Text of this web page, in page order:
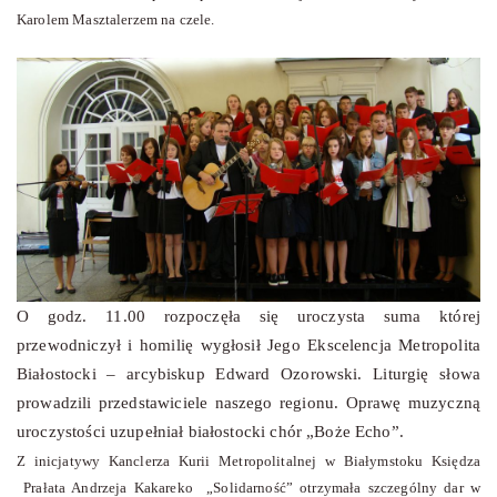
Karolem Masztalerzem na czele.
O godz. 11.00 rozpoczęła się uroczysta suma której
przewodniczył i homilię wygłosił Jego Ekscelencja Metropolita
Białostocki – arcybiskup Edward Ozorowski. Liturgię słowa
prowadzili przedstawiciele naszego regionu. Oprawę muzyczną
uroczystości uzupełniał białostocki chór „Boże Echo”.
Z inicjatywy Kanclerza Kurii Metropolitalnej w Białymstoku Księdza
Prałata Andrzeja Kakareko „Solidarność” otrzymała szczególny dar w